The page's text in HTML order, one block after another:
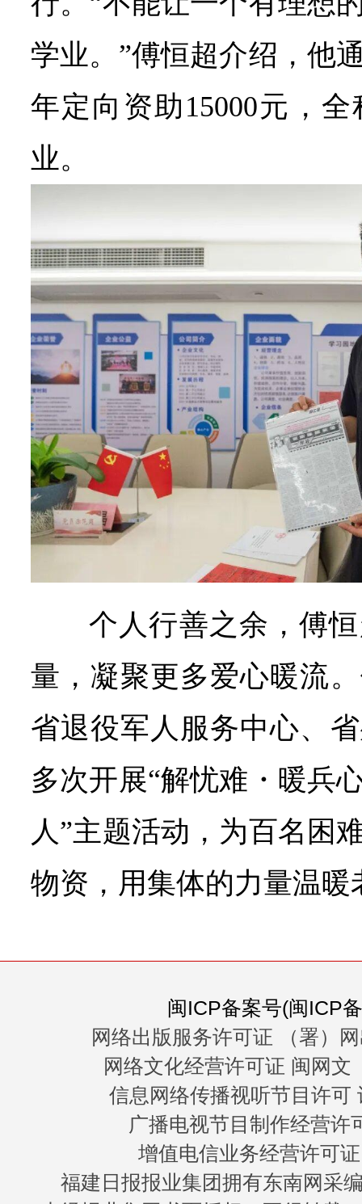
学业。”傅恒超介绍，他
年定向资助15000元，
业。
个人行善之余，傅
量，凝聚更多爱心暖流
省退役军人服务中心、
多次开展“解忧难・暖
人”主题活动，为百名困
物资，用集体的力量温暖
闽ICP备案号(闽ICP
网络出版服务许可证 （署）
网络文化经营许可证 闽网文
信息网络传播视听节目许可
广播电视节目制作经营许
增值电信业务经营许可
福建日报报业集团拥有东南网采